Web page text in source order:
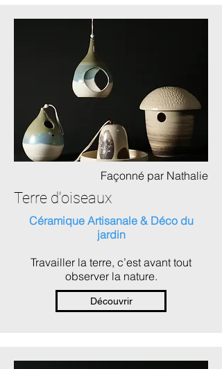
Façonné par Nathalie
Terre d'oiseaux
Céramique Artisanale & Déco du
jardin
Travailler la terre, c’est avant tout
observer la nature.
Découvrir